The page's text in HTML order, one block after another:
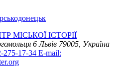
МІСЬКОЇ ІСТОРІЇ
6Львів 79005, Україна
275-17-34 E-mail: